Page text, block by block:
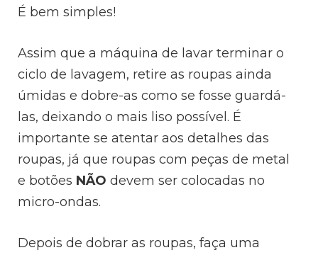
É bem simples!
Assim que a máquina de lavar terminar o
ciclo de lavagem, retire as roupas ainda
úmidas e dobre-as como se fosse guardá-
las, deixando o mais liso possível. É
importante se atentar aos detalhes das
roupas, já que roupas com peças de metal
e botões NÃO devem ser colocadas no
micro-ondas.
Depois de dobrar as roupas, faça uma